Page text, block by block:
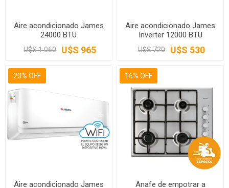
Aire acondicionado James
24000 BTU
U$S 1.060 U$S 965
Aire acondicionado James
Inverter 12000 BTU
U$S 720 U$S 530
20% OFF
Aire acondicionado James
16% OFF
Anafe de empotrar a